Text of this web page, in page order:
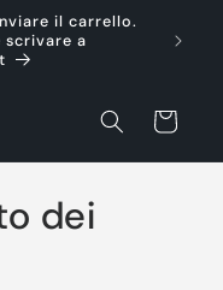
il carrello.
scrivare a
Carrello
dei